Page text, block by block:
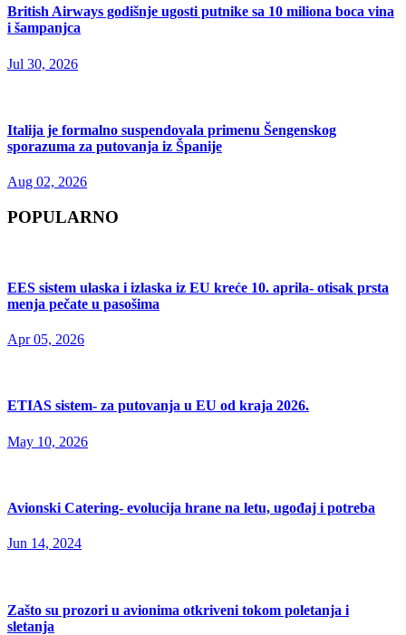
British Airways godišnje ugosti putnike sa 10 miliona boca vina
i šampanjca
Jul 30, 2026
Italija je formalno suspendovala primenu Šengenskog
sporazuma za putovanja iz Španije
Aug 02, 2026
POPULARNO
EES sistem ulaska i izlaska iz EU kreće 10. aprila- otisak prsta
menja pečate u pasošima
Apr 05, 2026
ETIAS sistem- za putovanja u EU od kraja 2026.
May 10, 2026
Avionski Catering- evolucija hrane na letu, ugođaj i potreba
Jun 14, 2024
Zašto su prozori u avionima otkriveni tokom poletanja i
sletanja